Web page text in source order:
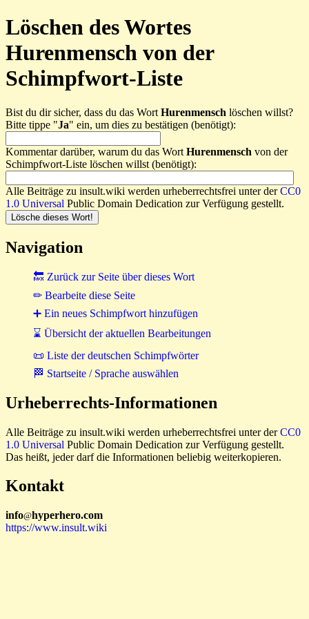
Löschen des Wortes
Hurenmensch von der
Schimpfwort-Liste
Bist du dir sicher, dass du das Wort Hurenmensch löschen willst?
Bitte tippe "Ja" ein, um dies zu bestätigen (benötigt):
Kommentar darüber, warum du das Wort Hurenmensch von der
Schimpfwort-Liste löschen willst (benötigt):
Alle Beiträge zu insult.wiki werden urheberrechtsfrei unter derCC0
1.0 Universal Public Domain Dedication zur Verfügung gestellt.
Navigation
🔙 Zurück zur Seite über dieses Wort
✏ Bearbeite diese Seite
➕ Ein neues Schimpfwort hinzufügen
⌛ Übersicht der aktuellen Bearbeitungen
📜 Liste der deutschen Schimpfwörter
🏁 Startseite / Sprache auswählen
Urheberrechts-Informationen
Alle Beiträge zu insult.wiki werden urheberrechtsfrei unter derCC0
1.0 Universal Public Domain Dedication zur Verfügung gestellt.
Das heißt, jeder darf die Informationen beliebig weiterkopieren.
Kontakt
info@hyperhero.com
https://www.insult.wiki